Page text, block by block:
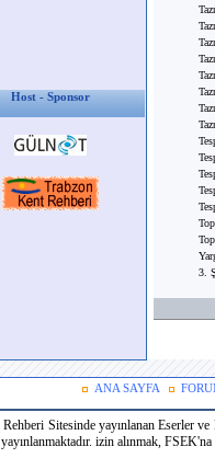
Host - Sponsor
3.
ANA SAYFA
Sitesinde yayınlanan Eserler
izin alınmak,